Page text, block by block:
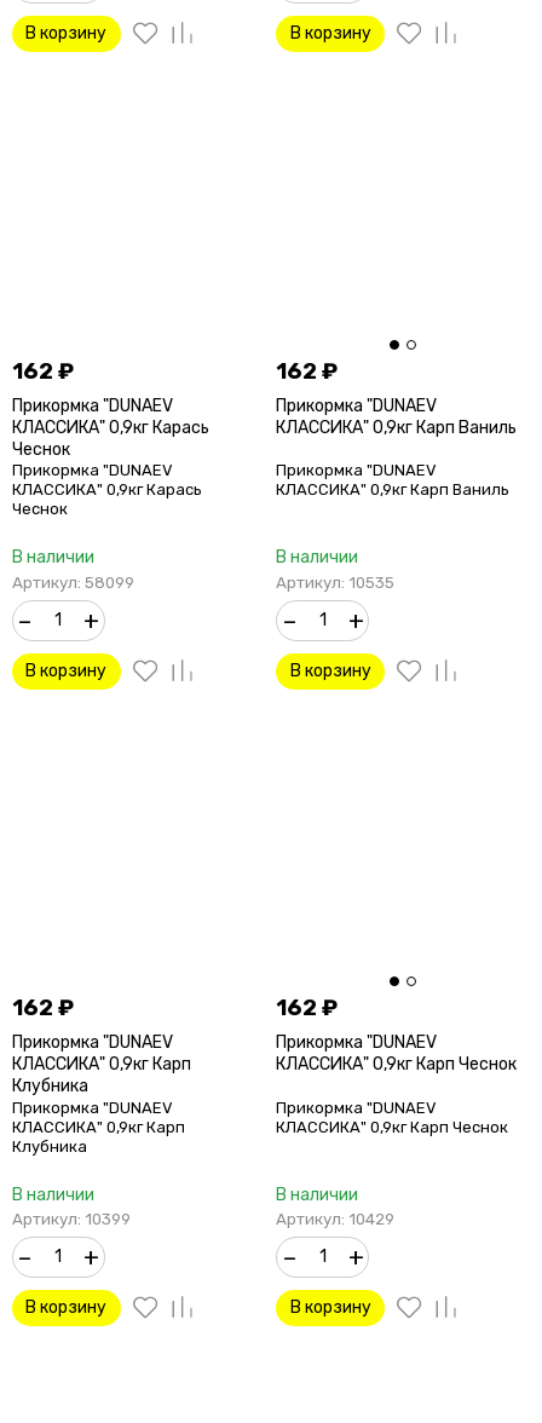
В корзину В корзину
162 ₽
Прикормка "DUNAEV
КЛАССИКА" 0,9кг Карась
Чеснок
Прикормка "DUNAEV
КЛАССИКА" 0,9кг Карась
Чеснок
В наличии
Артикул: 58099
– +
В корзину
162₽
Прикормка "DUNAEV
КЛАССИКА" 0,9кг Карп Ваниль
Прикормка "DUNAEV
КЛАССИКА" 0,9кг Карп Ваниль
В наличии
Артикул: 10535
– +
В корзину
162 ₽
Прикормка "DUNAEV
КЛАССИКА" 0,9кг Карп
Клубника
Прикормка "DUNAEV
КЛАССИКА" 0,9кг Карп
Клубника
В наличии
Артикул: 10399
– +
В корзину
162₽
Прикормка "DUNAEV
КЛАССИКА" 0,9кг Карп Чеснок
Прикормка "DUNAEV
КЛАССИКА" 0,9кг Карп Чеснок
В наличии
Артикул: 10429
– +
В корзину